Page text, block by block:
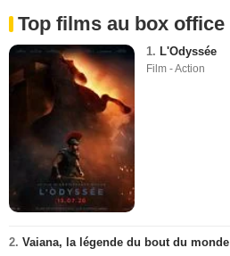
Top films au box office
1. L'Odyssée
Film - Action
2. Vaiana, la légende du bout du monde